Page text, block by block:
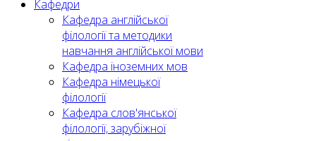
Кафедри
Кафедра англійської
філології та методики
навчання англійської мови
Кафедра іноземних мов
Кафедра німецької
філології
Кафедра слов'янської
філології, зарубіжної